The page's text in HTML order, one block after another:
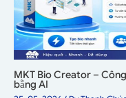
MKT Bio Creator –
bằng AI